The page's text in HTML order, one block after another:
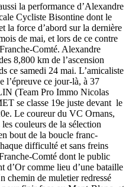
la performance d’Alexandre
Cycliste Bisontine dont le
la force d’abord sur la dernière
de mai, et lors de ce contre
Comté. Alexandre
8,800 km de l’ascension
ce samedi 24 mai. L’amicaliste
l’épreuve ce jour-là, à 37
(Team Pro Immo Nicolas
se classe 19e juste devant le
Le coureur du VC Ornans,
couleurs de la sélection
bout de la boucle franc-
difficulté et sans freins
Comté dont le public
d’Or comme lieu d’une bataille
chemin de muletier redressé